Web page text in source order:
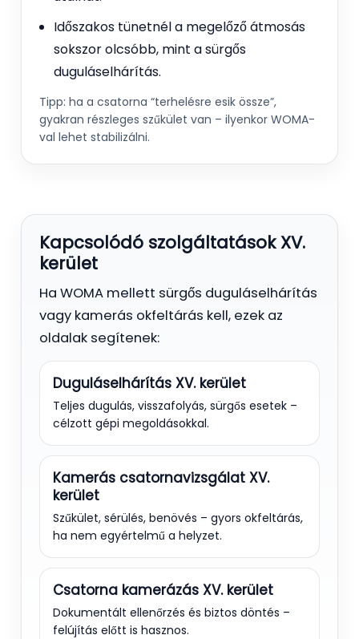
Időszakos tünetnél a megelőző átmosás
sokszor olcsóbb, mint a sürgős
duguláselhárítás.
Tipp: ha a csatorna “terhelésre esik össze”,
gyakran részleges szűkület van – ilyenkor WOMA-
val lehet stabilizálni.
Kapcsolódó szolgáltatások XV.
kerület
Ha WOMA mellett sürgős duguláselhárítás
vagy kamerás okfeltárás kell, ezek az
oldalak segítenek:
Duguláselhárítás XV. kerület
Teljes dugulás, visszafolyás, sürgős esetek –
célzott gépi megoldásokkal.
Kamerás csatornavizsgálat XV.
kerület
Szűkület, sérülés, benövés – gyors okfeltárás,
ha nem egyértelmű a helyzet.
Csatorna kamerázás XV. kerület
Dokumentált ellenőrzés és biztos döntés –
felújítás előtt is hasznos.